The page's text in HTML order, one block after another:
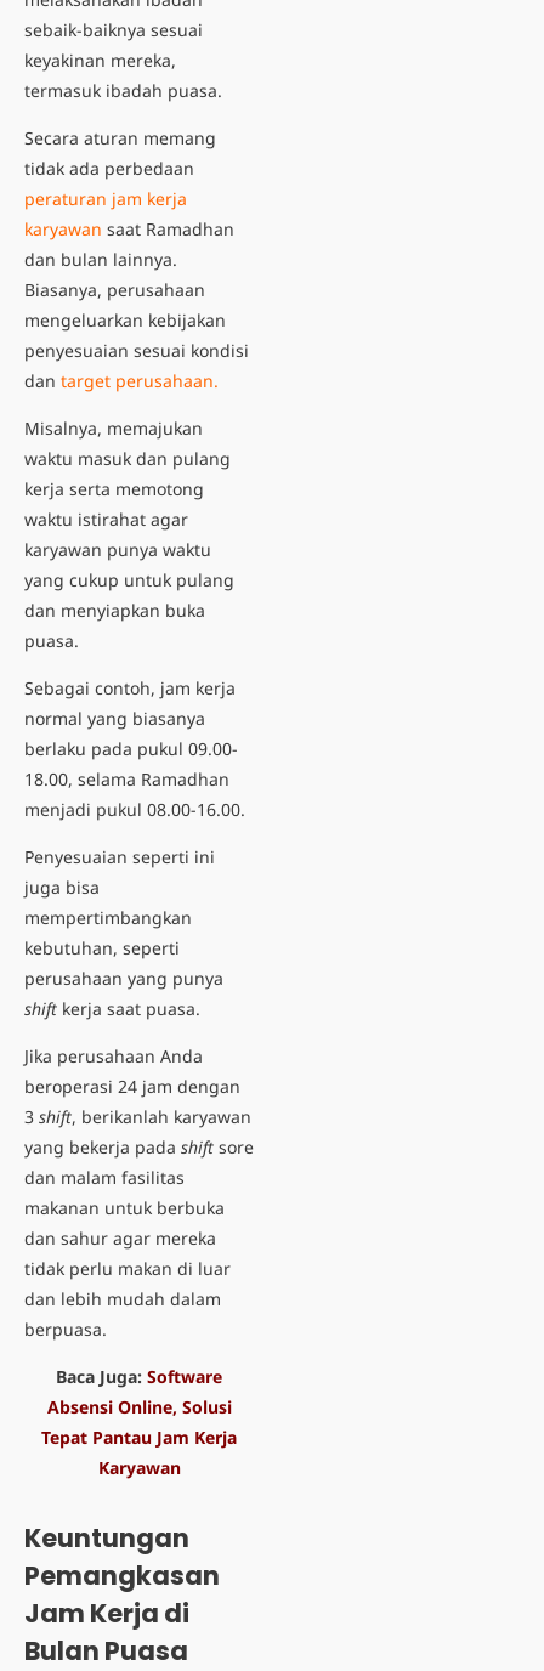
sebaik-baiknya sesuai
keyakinan mereka,
termasuk ibadah puasa.
Secara aturan memang
tidak ada perbedaan
peraturan jam kerja
karyawan saat Ramadhan
dan bulan lainnya.
Biasanya, perusahaan
mengeluarkan kebijakan
penyesuaian sesuai kondisi
dan target perusahaan.
Misalnya, memajukan
waktu masuk dan pulang
kerja serta memotong
waktu istirahat agar
karyawan punya waktu
yang cukup untuk pulang
dan menyiapkan buka
puasa.
Sebagai contoh, jam kerja
normal yang biasanya
berlaku pada pukul 09.00-
18.00, selama Ramadhan
menjadi pukul 08.00-16.00.
Penyesuaian seperti ini
juga bisa
mempertimbangkan
kebutuhan, seperti
perusahaan yang punya
shift kerja saat puasa.
Jika perusahaan Anda
beroperasi 24 jam dengan
3 shift, berikanlah karyawan
yang bekerja pada shift sore
dan malam fasilitas
makanan untuk berbuka
dan sahur agar mereka
tidak perlu makan di luar
dan lebih mudah dalam
berpuasa.
Baca Juga: Software
Absensi Online, Solusi
Tepat Pantau Jam Kerja
Karyawan
Keuntungan
Pemangkasan
Jam Kerja di
Bulan Puasa